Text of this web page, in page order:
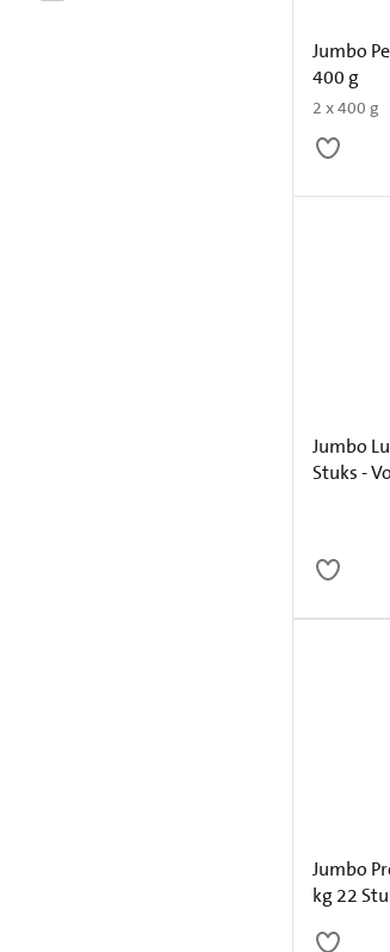
Jumbo
400 g
2 x 400 g
Jumbo
Stuks -
Jumbo
kg 22